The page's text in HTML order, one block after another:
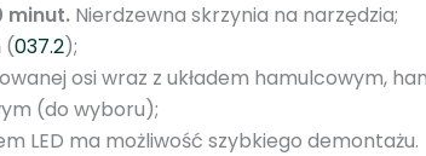
minut. Nierdzewna skrzynia na narzędzia;
(037.2);
osi wraz z układem hamulcowym,
(do wyboru);
LED ma możliwość szybkiego demontażu.